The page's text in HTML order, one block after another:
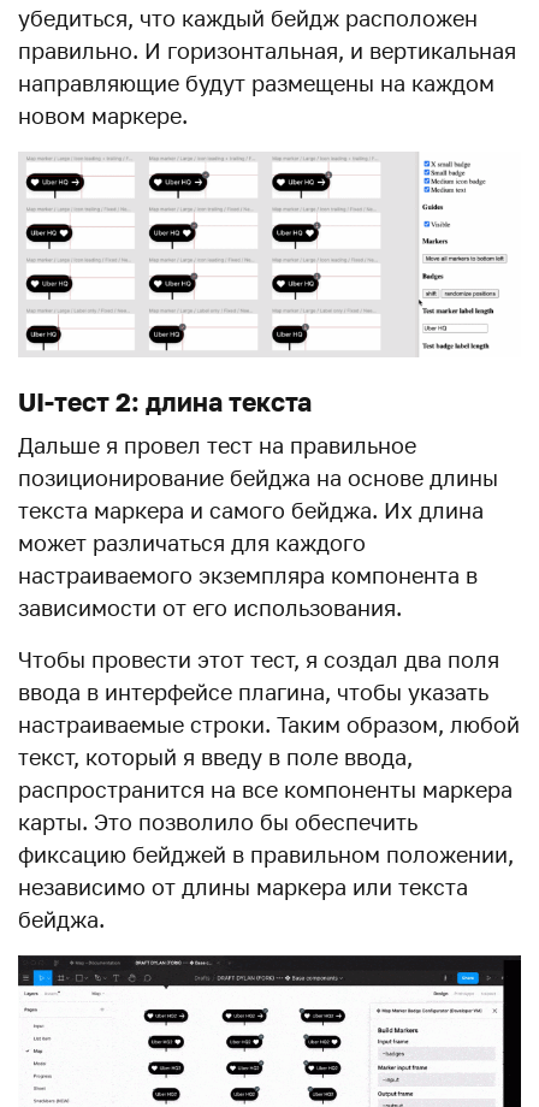
убедиться, что каждый бейдж расположен
правильно. И горизонтальная, и вертикальная
направляющие будут размещены на каждом
новом маркере.
UI-тест 2: длина текста
Дальше я провел тест на правильное
позиционирование бейджа на основе длины
текста маркера и самого бейджа. Их длина
может различаться для каждого
настраиваемого экземпляра компонента в
зависимости от его использования.
Чтобы провести этот тест, я создал два поля
ввода в интерфейсе плагина, чтобы указать
настраиваемые строки. Таким образом, любой
текст, который я введу в поле ввода,
распространится на все компоненты маркера
карты. Это позволило бы обеспечить
фиксацию бейджей в правильном положении,
независимо от длины маркера или текста
бейджа.